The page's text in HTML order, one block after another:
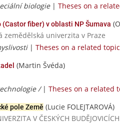
biologie| Theses on a
fiber) v oblasti NP Šumava
zemědělská univerzita v Praze
| Theses on a related topic
(Martin Švéda)
/ | Theses on a related
pole Země (Lucie FOLEJTAROVÁ)
V ČESKÝCH BUDĚJOVICÍCH